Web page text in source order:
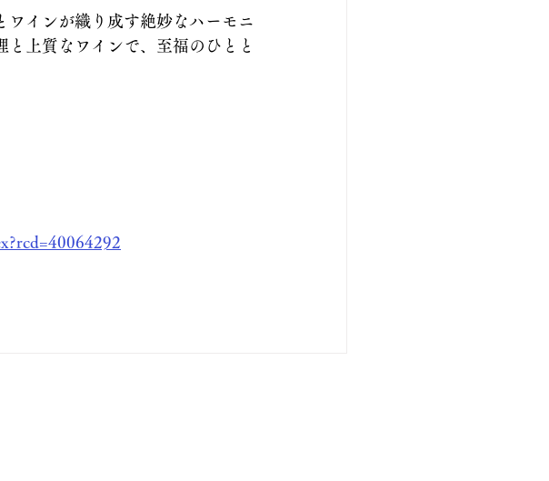
ワインが織り成す絶妙なハーモニ
上質なワインで、至福のひとと